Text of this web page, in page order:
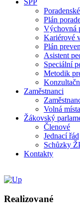
ŠPP
Plán
Výchovná
Kariérové
Plán
Asistent
Speciální
Metodik
Zaměstnanci
Volná místa
Žákovský
Členové
Jednací řád
Schůzky
Kontakty
Realizované